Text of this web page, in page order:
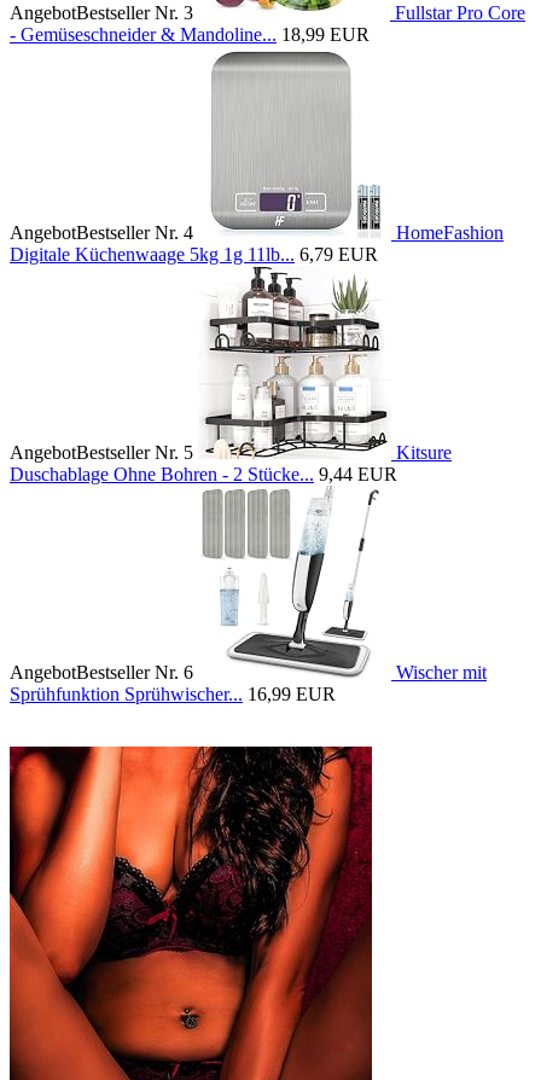
AngebotBestseller Nr. 3
Fullstar Pro Core
- Gemüseschneider & Mandoline... 18,99 EUR
AngebotBestseller Nr. 4
HomeFashion
Digitale Küchenwaage 5kg 1g 11lb... 6,79 EUR
AngebotBestseller Nr. 5
Kitsure
Duschablage Ohne Bohren - 2 Stücke... 9,44 EUR
AngebotBestseller Nr. 6
Wischer mit
Sprühfunktion Sprühwischer... 16,99 EUR